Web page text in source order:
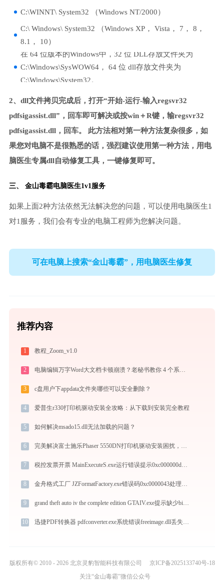
C:\WINNT\ System32 （Windows NT/2000）
C:\ Windows\ System32 （Windows XP， Vista， 7， 8，
8.1， 10）
在 64 位版本的Windows中，32 位 DLL存放文件夹为
C:\Windows\SysWOW64， 64 位 dll存放文件夹为
C:\Windows\System32。
2、dll文件拷贝完成后，打开“开始-运行-输入regsvr32
pdfsigassist.dll”，回车即可解决或按win＋R键，输regsvr32
pdfsigassist.dll，回车。 此方法相对第一种方法复杂很多，如
果您对电脑不是很熟悉的话，强烈建议使用第一种方法，用电
脑医生专属dll自动修复工具，一键修复即可。
三、 金山毒霸电脑医生1v1服务
如果上面2种方法依然无法解决您的问题，可以使用电脑医生1
对1服务，我们会有专业的电脑工程师为您解决问题。
可在电脑上搜索“金山毒霸”，用电脑医生修复
推荐内容
1 教程_Zoom_v1.0
2 电脑编辑万字Word大文档卡顿崩溃？老秘书教你 4 个系统级优化设置与避坑神技
3 c盘用户下appdata文件夹哪些可以安全删除？
4 爱普生r330打印机驱动安装全攻略：从下载到安装完全教程
5 如何解决msado15.dll无法加载的问题？
6 完美解决富士施乐Phaser 5550DN打印机驱动安装困扰，全面下载安装教程
7 税控发票开票 MainExecuteS.exe运行错误提示0xc000000d的解决办法
8 金舟格式工厂 JZFormatFactory.exe错误码0xc0000043处理办法
9 grand theft auto iv the complete edition GTAIV.exe提示缺少binkw32.dll文件的解决办法
10 迅捷PDF转换器 pdfconverter.exe系统错误freeimage.dll丢失如何解决
版权所有© 2010 - 2026 北京灵豹智能科技有限公司
京ICP备2025133740号-18
关注“金山毒霸”微信公众号